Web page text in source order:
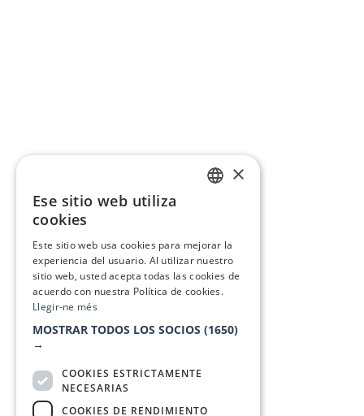
×
Ese sitio web utiliza
cookies
Este sitio web usa cookies para mejorar la
experiencia del usuario. Al utilizar nuestro
sitio web, usted acepta todas las cookies de
acuerdo con nuestra Política de cookies.
Llegir-ne més
MOSTRAR TODOS LOS SOCIOS (1650)
→
COOKIES ESTRICTAMENTE
NECESARIAS
COOKIES DE RENDIMIENTO